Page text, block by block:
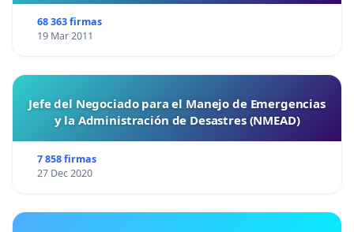
68 363 firmas
19 Mar 2011
Jefe del Negociado para el Manejo de Emergencias
y la Administración de Desastres (NMEAD)
7 858 firmas
27 Dec 2020